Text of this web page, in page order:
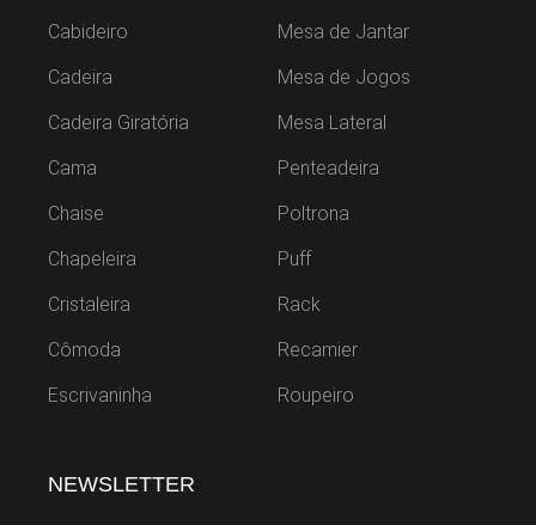
Cabideiro
Cadeira
Cadeira Giratória
Cama
Chaise
Chapeleira
Cristaleira
Cômoda
Escrivaninha
Mesa de Jantar
Mesa de Jogos
Mesa Lateral
Penteadeira
Poltrona
Puff
Rack
Recamier
Roupeiro
NEWSLETTER